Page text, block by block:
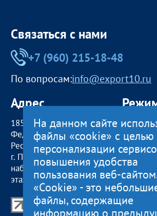
Связаться с нами
+7 (960) 215-18-48
По вопросам:info@export10.ru
Адрес
185000, Российская
Федерация,
Республика Карелия
г. Петрозаводск,
наб. Гюллинга, 11 / 2
этаж, офис 2
пн — чт:
пт:09:00
обед с
сб, вс
Центр поддержки экспорта
На данном сайте
файлы «cookie» с целью
персонализации
повышения удобства
пользования веб-
«Cookie» - это
файлы, содержащие
информацию о